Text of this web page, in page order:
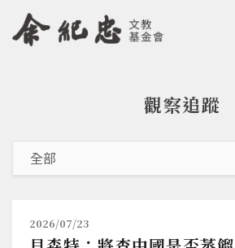
Jump to
Jump to Main
觀察追蹤
2026/07/23